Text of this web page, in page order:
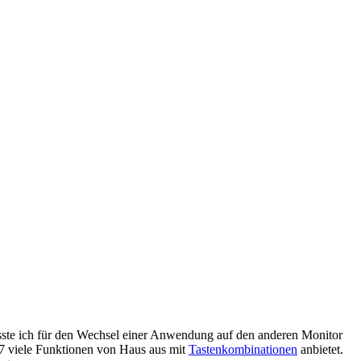
ich für den Wechsel einer Anwendung auf den anderen Monitor
viele Funktionen von Haus aus mit Tastenkombinationen anbietet.